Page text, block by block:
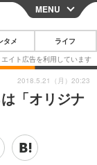
CLOSE
ートフォン
その他
MENU
タメ ライフ
「オリジナ
2018.5.21（月）20:23